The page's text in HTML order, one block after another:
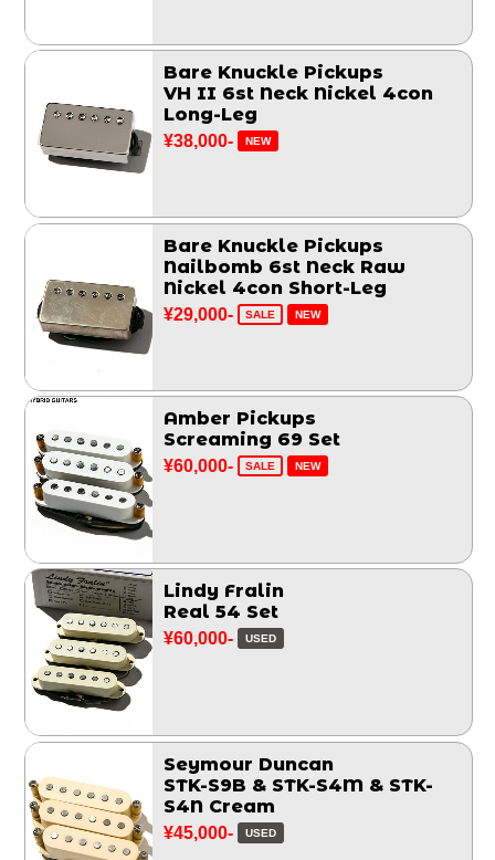
Bare Knuckle Pickups
VH II 6st Neck Nickel 4con
Long-Leg
¥38,000- NEW
Bare Knuckle Pickups
Nailbomb 6st Neck Raw
Nickel 4con Short-Leg
¥29,000- SALE NEW
Amber Pickups
Screaming 69 Set
¥60,000- SALE NEW
Lindy Fralin
Real 54 Set
¥60,000- USED
Seymour Duncan
STK-S9B & STK-S4M & STK-
S4N Cream
¥45,000- USED